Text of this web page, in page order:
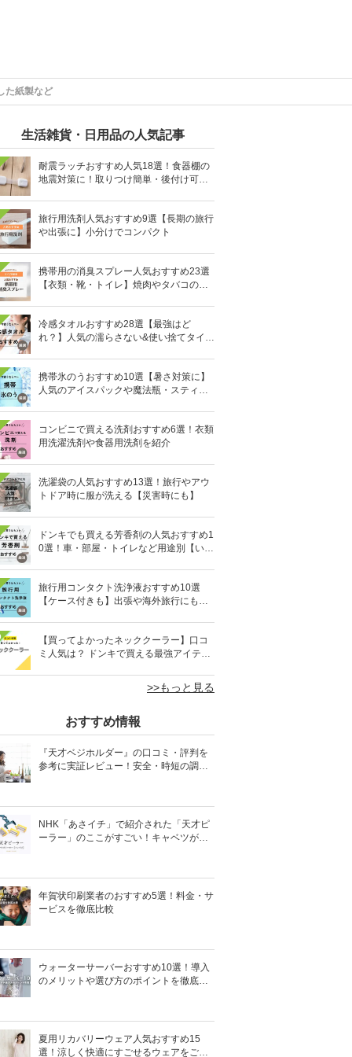
た紙製など
生活雑貨・日用品の人気記事
耐震ラッチおすすめ人気18選！食器棚の
地震対策に！取りつけ簡単・後付け可能
旅行用洗剤人気おすすめ9選【長期の旅行
や出張に】小分けでコンパクト
携帯用の消臭スプレー人気おすすめ23選
【衣類・靴・トイレ】焼肉やタバコのニ
冷感タオルおすすめ28選【最強はど
れ？】人気の濡らさない&使い捨てタイプ
携帯氷のうおすすめ10選【暑さ対策に】
人気のアイスパックや魔法瓶・スティッ
コンビニで買える洗剤おすすめ6選！衣類
用洗濯洗剤や食器用洗剤を紹介
洗濯袋の人気おすすめ13選！旅行やアウ
トドア時に服が洗える【災害時にも】
ドンキでも買える芳香剤の人気おすすめ1
0選！車・部屋・トイレなど用途別【いい
旅行用コンタクト洗浄液おすすめ10選
【ケース付きも】出張や海外旅行にも便
【買ってよかったネッククーラー】口コ
ミ人気は？ ドンキで買える最強アイテム
>>もっと見る
おすすめ情報
『天才ベジホルダー』の口コミ・評判を
参考に実証レビュー！安全・時短の調理
NHK「あさイチ」で紹介された「天才ピ
ーラー」のここがすごい！キャベツがほ
年賀状印刷業者のおすすめ5選！料金・サ
ービスを徹底比較
ウォーターサーバーおすすめ10選！導入
のメリットや選び方のポイントを徹底解
夏用リカバリーウェア人気おすすめ15
選！涼しく快適にすごせるウェアをご紹